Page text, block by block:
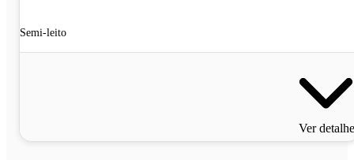
Semi-leito
Ver